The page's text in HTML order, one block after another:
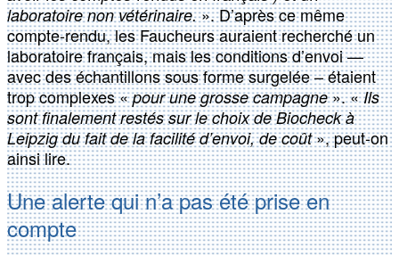
laboratoire non vétérinaire.». D’après ce même
compte-rendu, les Faucheurs auraient recherché un
laboratoire français, mais les conditions d’envoi —
avec des échantillons sous forme surgelée – étaient
trop complexes «pour une grosse campagne». «Ils
sont finalement restés sur le choix de Biocheck à
Leipzig du fait de la facilité d’envoi, de coût», peut-on
ainsi lire.
Une alerte qui n’a pas été prise en
compte